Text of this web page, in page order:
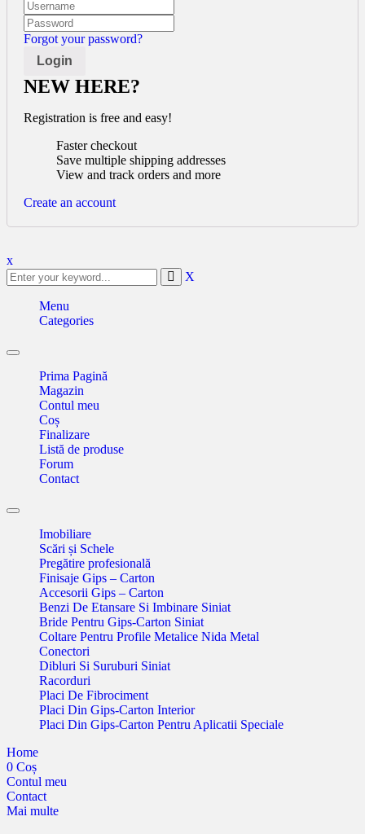
Forgot your password?
NEW HERE?
Registration is free and easy!
Faster checkout
Save multiple shipping addresses
View and track orders and more
Create an account
x
X
Menu
Categories
Toggle
navigationPrima Pagină
Magazin
Contul meu
Coș
Finalizare
Listă de produse
Forum
Contact
Toggle
navigationImobiliare
Scări și Schele
Pregătire profesională
Finisaje Gips – Carton
Accesorii Gips – Carton
Benzi De Etansare Si Imbinare Siniat
Bride Pentru Gips-Carton Siniat
Coltare Pentru Profile Metalice Nida Metal
Conectori
Dibluri Si Suruburi Siniat
Racorduri
Placi De Fibrociment
Placi Din Gips-Carton Interior
Placi Din Gips-Carton Pentru Aplicatii Speciale
Home
0 Coș
Contul meu
Contact
Mai multe